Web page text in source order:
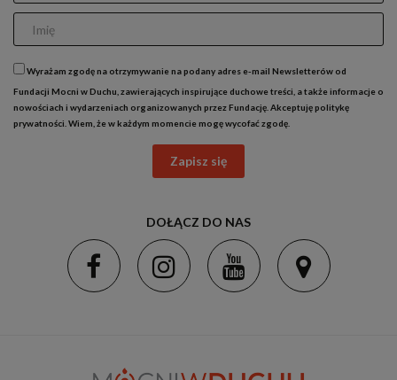
Wyrażam zgodę na otrzymywanie na podany adres e-mail Newsletterów od
Fundacji Mocni w Duchu, zawierających inspirujące duchowe treści, a także informacje o
nowościach i wydarzeniach organizowanych przez Fundację. Akceptujępolitykę
prywatności . Wiem, że w każdym momencie mogę wycofać zgodę.
Zapisz się
DOŁĄCZ DO NAS